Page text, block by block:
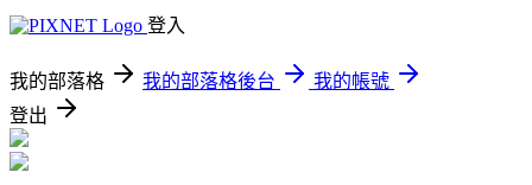
登入
我的部落格 我的部落格後台
我的帳號
登出